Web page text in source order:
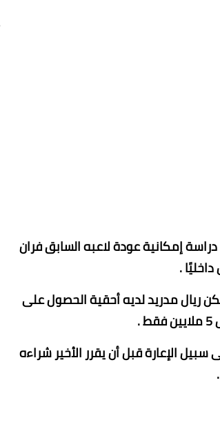
إمكانية عودة لاعبه السابق فران
.
غارسيا مع ​رايو فاليكانو​ يبلغ 10 ملايين يورو لكن ريال مدريد لديه أحقية الحصول على
انتقل من شباب ريال مدريد إلى رايو فاليكانو في ايلول 2020 على سبيل الإعارة قبل أن يقرر الأخير شراءه